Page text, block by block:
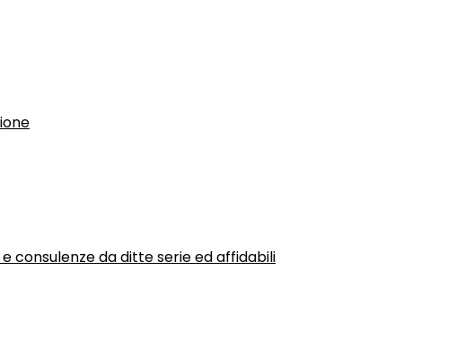
consulenze da ditte serie ed affidabili